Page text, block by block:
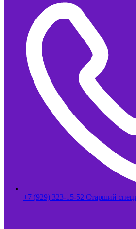
+7 (929) 323-15-52 Старший